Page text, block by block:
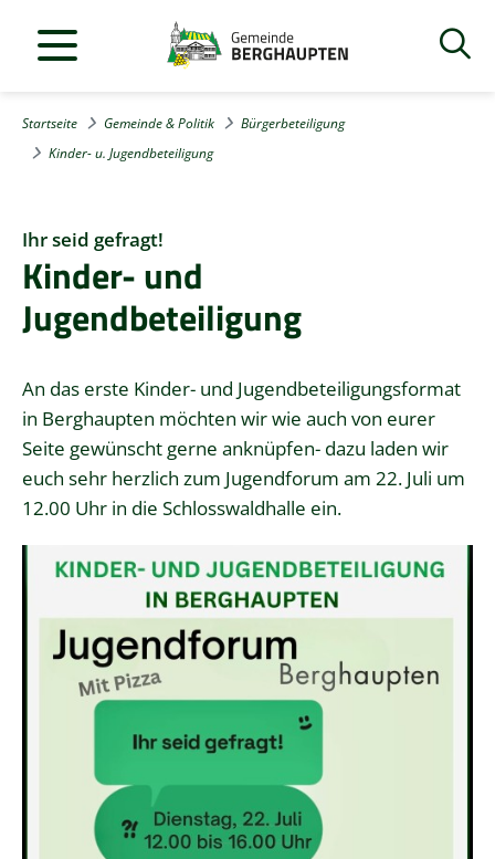
Startseite Gemeinde & Politik
Bürgerbeteiligung
Kinder- u. Jugendbeteiligung
Ihr seid gefragt!
Kinder- und
Jugendbeteiligung
An das erste Kinder- und Jugendbeteiligungsformat
in Berghaupten möchten wir wie auch von eurer
Seite gewünscht gerne anknüpfen- dazu laden wir
euch sehr herzlich zum Jugendforum am 22. Juli um
12.00 Uhr in die Schlosswaldhalle ein.